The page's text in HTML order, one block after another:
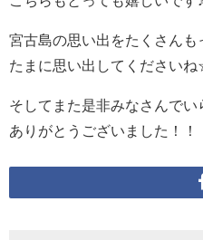
宮古島の思い出をたくさんも
たまに思い出してください
そしてまた是非みなさんでい
ありがとうございました！！